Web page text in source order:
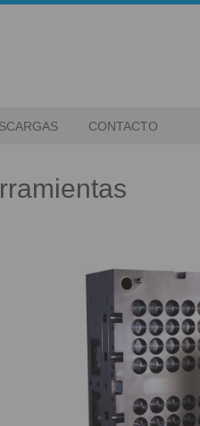
CONTACTO